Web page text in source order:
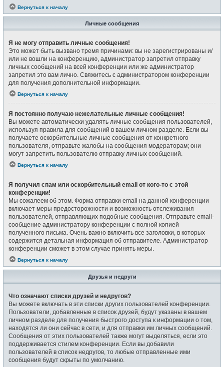
Вернуться к началу
Личные сообщения
Я не могу отправить личные сообщения!
Это может быть вызвано тремя причинами: вы не зарегистрированы и/
или не вошли на конференцию, администратор запретил отправку
личных сообщений на всей конференции или же администратор
запретил это вам лично. Свяжитесь с администратором конференции
для получения дополнительной информации.
Вернуться к началу
Я постоянно получаю нежелательные личные сообщения!
Вы можете автоматически удалять личные сообщения пользователей,
используя правила для сообщений в вашем личном разделе. Если вы
получаете оскорбительные личные сообщения от конкретного
пользователя, отправьте жалобы на сообщения модераторам; они
могут запретить пользователю отправку личных сообщений.
Вернуться к началу
Я получил спам или оскорбительный email от кого-то с этой
конференции!
Мы сожалеем об этом. Форма отправки email на данной конференции
включает меры предосторожности и возможность отслеживания
пользователей, отправляющих подобные сообщения. Отправьте email-
сообщение администратору конференции с полной копией
полученного письма. Очень важно включить все заголовки, в которых
содержится детальная информация об отправителе. Администратор
конференции сможет в этом случае принять меры.
Вернуться к началу
Друзья и недруги
Что означают списки друзей и недругов?
Вы можете включать в эти списки других пользователей конференции.
Пользователи, добавленные в список друзей, будут указаны в вашем
личном разделе для получения быстрого доступа к информации о том,
находятся ли они сейчас в сети, и для отправки им личных сообщений.
Сообщения от этих пользователей также могут выделяться, если это
поддерживается стилем конференции. Если вы добавили
пользователей в список недругов, то любые отправленные ими
сообщения будут скрыты по умолчанию.